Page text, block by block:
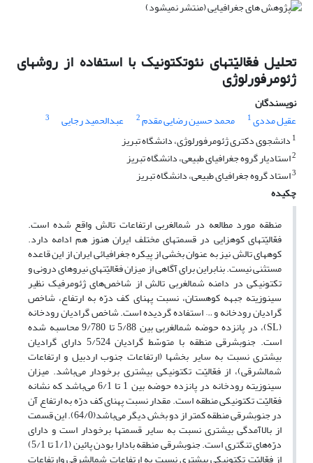
تحلیل فعّالیّت‎های نئوتکتونیک با استفاده از روش‎های
ژئومرفورلوژی
نویسندگان
عقیل مددی1 محمد حسین رضایی مقدم2 عبدالحمید رجایی
3
1 دانشجوی دکتری ژئومرفورلوژی، دانشگاه تبریز
2استادیار گروه جغرافیای طبیعی، دانشگاه تبریز
3استاد گروه جغرافیای طبیعی، دانشگاه تبریز
چکیده
منطقه مورد مطالعه در شمالغربی ارتفاعات تالش واقع شده است.
فعّالیّت‎های کوهزایی در قسمت‎های مختلف ایران هنوز هم ادامه دارد.
کوه‎های تالش نیز به عنوان بخشی از پیکره جغرافیائی ایران از این قاعده
مستثنی نیست. بنابراین برای آگاهی از میزان فعّالیّت‎های نیروهای درونی و
تکتونیکی در دامنه شمالغربی تالش از شاخص‌های ژئومرفیک نظیر
سینوزیته جبهه کوهستان، نسبت پهنای کف درّه به ارتفاع، شاخص
گرادیان رودخانه و … استفاده گردیده است. شاخص گرادیان رودخانه
(SL)، در پانزده حوضه شمالغربی بین 5/88 تا 9/780 محاسبه شده
است. جنوبشرقی منطقه با متوسّط گرادیان 5/524 دارای گرادیان
بیشتری نسبت به سایر بخش‎ها (ارتفاعات جنوب اردبیل و ارتفاعات
شمالشرقی)، از فعّالیّت تکتونیکی بیشتری برخودار می‌باشد. میزان
سینوزیته رودخانه در پانزده حوضه بین 1 تا 6/1 می‌باشد که نشانه
فعّالیّت تکتونیکی منطقه است. مقدار نسبت پهنای کف درّه به ارتفاع آن
در جنوبشرقی منطقه کمتر از دو بخش دیگر می‌باشد(64/0). این قسمت
از بالاآمدگی بیشتری نسبت به سایر قسمت‎ها برخودار است و دارای
درّه‌های تنگ‎تری است. جنوبشرقی منطقه بادارا بودن پائین (1/1 تا 5/1)